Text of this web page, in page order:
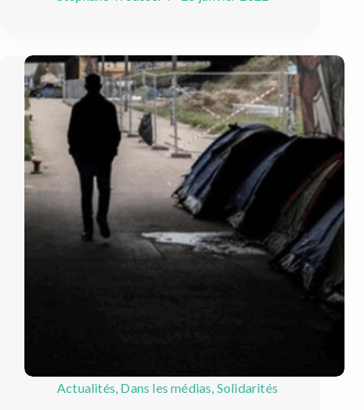
Actualités Dans les médias Solidarités